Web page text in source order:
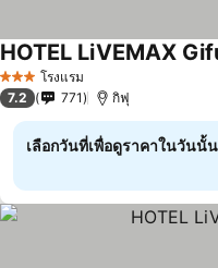
3 ดาว โรงแรม
HOTEL LiVEMAX
7.2 771 กิฟุ
เลือกวันที่เพื่อดูราคาในวันนั้